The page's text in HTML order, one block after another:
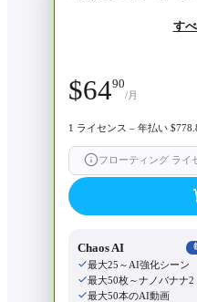
す
$6490
/月
1 ライセンス – 年払い
フローティング ライ
Chaos AI
最大25～AI強化シーン
最大50枚～ナノバナナ2
最大50本のAI動画